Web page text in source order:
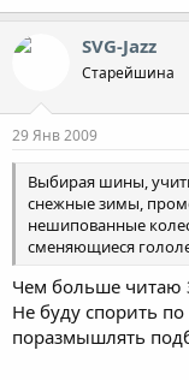
липучками (это
на льду могут
столкнуться лет
фирмы Turvanasta,
изготовлением
эффективнее
на рынке. Для
выступления двух
обутых в
суровой: в
Каково же было
резине без шипов
собрата на
промороженный лед
SVG-Jazz
Старейшина
29 Янв 2009
Выбирая шины,
снежные зимы,
нешипованные
сменяющиеся
Чем больше читаю
Не буду спорить
поразмышлять